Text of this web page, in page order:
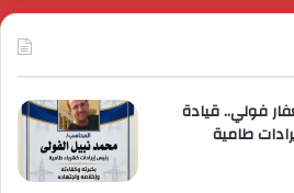
فولي.. قيادة
طامية